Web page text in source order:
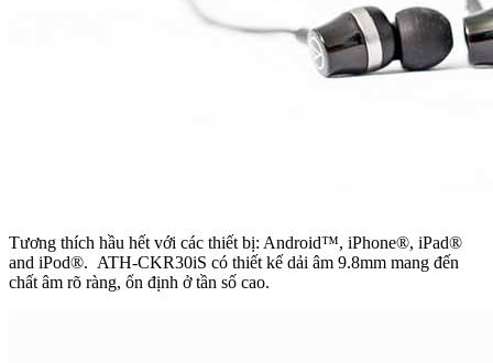
Tương thích hầu hết với các thiết bị: Android™, iPhone®, iPad®
and iPod®. ATH-CKR30iS có thiết kế dải âm 9.8mm mang đến
chất âm rõ ràng, ổn định ở tần số cao.